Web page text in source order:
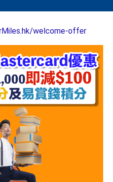
welcome-offer